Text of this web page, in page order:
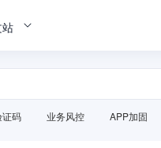
证码 业务风控 APP加固